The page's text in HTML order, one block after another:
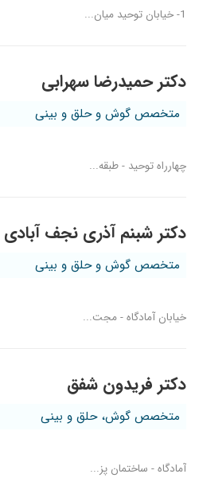
1- خیابان توحید میان...
دکتر حمیدرضا سهرابی
متخصص گوش و حلق و بینی
چهارراه توحید - طبقه...
دکتر شبنم آذری نجف آبادی
متخصص گوش و حلق و بینی
خیابان آمادگاه - مجت...
دکتر فریدون شفق
متخصص گوش، حلق و بینی
آمادگاه - ساختمان پز...